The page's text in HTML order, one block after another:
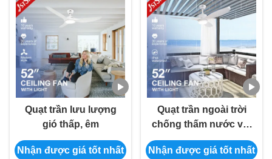
Quạt trần lưu lượng
gió thấp, êm
Nhận được giá tốt nhất
Quạt trần ngoài trời
chống thấm nước với
3 cánh quạt nhựa và
đèn LED trắng
Nhận được giá tốt nhất